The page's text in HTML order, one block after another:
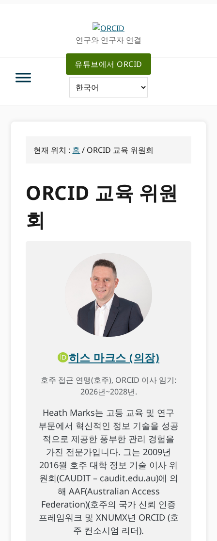
연구와 연구자 연결
유튜브에서 ORCID
현재 위치 : 홈 / ORCID 교육 위원회
ORCID 교육 위원
회
히스 마크스 (의장)
호주 접근 연맹(호주), ORCID 이사 임기:
2026년~2028년.
Heath Marks는 고등 교육 및 연구
부문에서 혁신적인 정보 기술을 성공
적으로 제공한 풍부한 관리 경험을
가진 전문가입니다. 그는 2009년
2016월 호주 대학 정보 기술 이사 위
원회(CAUDIT – caudit.edu.au)에 의
해 AAF(Australian Access
Federation)(호주의 국가 신뢰 인증
프레임워크 및 XNUMX년 ORCID (호
주 컨소시엄 리더).